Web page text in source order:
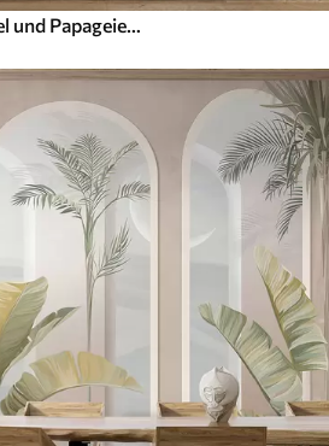
Fototapeten Helle Vögel und Papageien in den Tropen